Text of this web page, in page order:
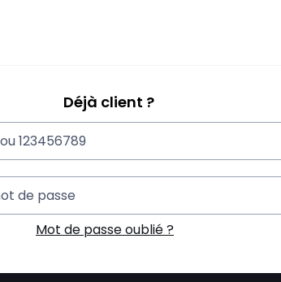
Déjà client ?
123456789
de passe
Mot de passe oublié ?